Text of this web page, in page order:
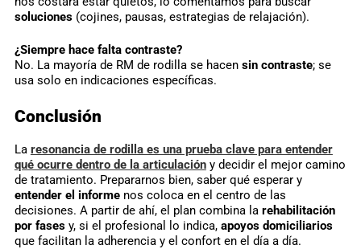
soluciones(cojines, pausas, estrategias de relajación).
¿Siempre hace falta contraste?
No. La mayoría de RM de rodilla se hacen sin contraste; se
usa solo en indicaciones específicas.
Conclusión
La resonancia de rodilla es una prueba clave para entender
qué ocurre dentro de la articulacióny decidir el mejor camino
de tratamiento. Prepararnos bien, saber qué esperar y
entender el informenos coloca en el centro de las
decisiones. A partir de ahí, el plan combina la rehabilitación
por fasesy, si el profesional lo indica, apoyos domiciliarios
que facilitan la adherencia y el confort en el día a día.